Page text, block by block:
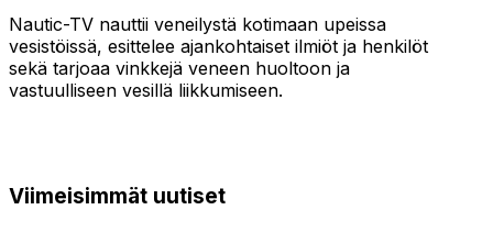
Nautic-TV nauttii veneilystä kotimaan upeissa
vesistöissä, esittelee ajankohtaiset ilmiöt ja henkilöt
sekä tarjoaa vinkkejä veneen huoltoon ja
vastuulliseen vesillä liikkumiseen.
Viimeisimmät uutiset